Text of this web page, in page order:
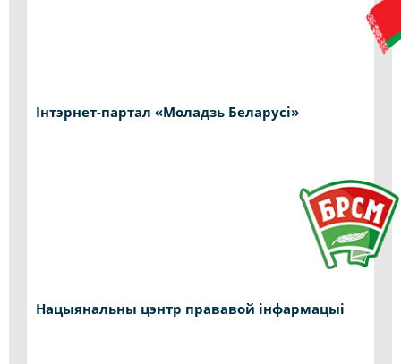
Інтэрнет-партал «Моладзь Беларусі»
Нацыянальны цэнтр прававой інфармацыі